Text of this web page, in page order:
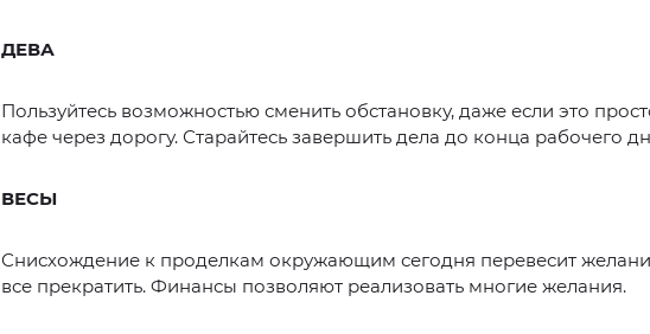
ДЕВА
Пользуйтесь возможностью сменить обстановку, даже если это
кафе через дорогу. Старайтесь завершить дела до конца рабочего
ВЕСЫ
Снисхождение к проделкам окружающим сегодня перевесит
все прекратить. Финансы позволяют реализовать многие желания.